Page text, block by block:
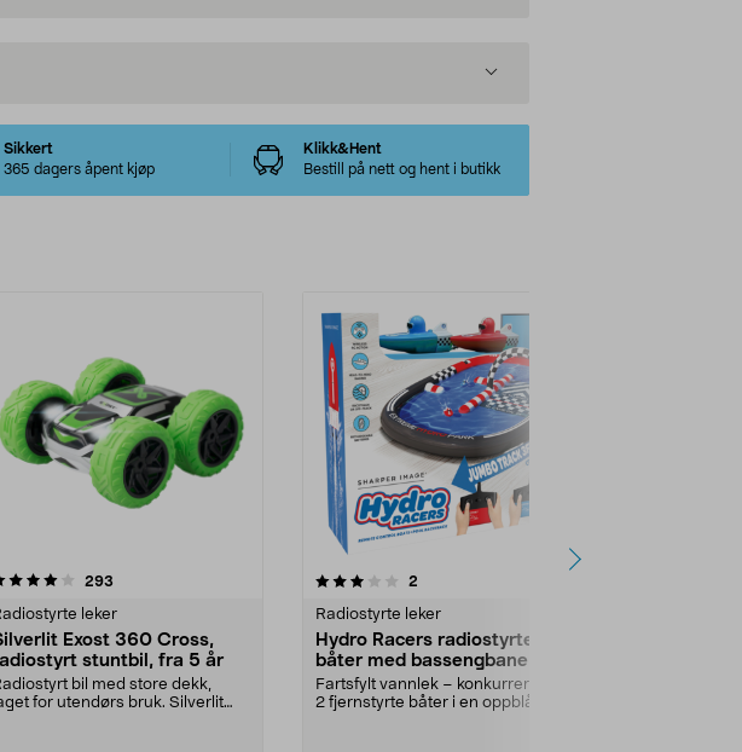
Sikkert
365 dagers åpent kjøp
Klikk&Hent
Bestill på nett og hent i butikk
293
leker
Exost 360 Cross,
stuntbil, fra 5 år
bil med store dekk,
for utendørs bruk. Silverlit
3.0 av 5 stjerner 2
Radiostyrte leker
Hydro Racers radiostyrte
båter med bassengbane
Fartsfylt vannlek – konkurrer med
2 fjernstyrte båter i en oppblåsbar
4.5 av 5 stjerner